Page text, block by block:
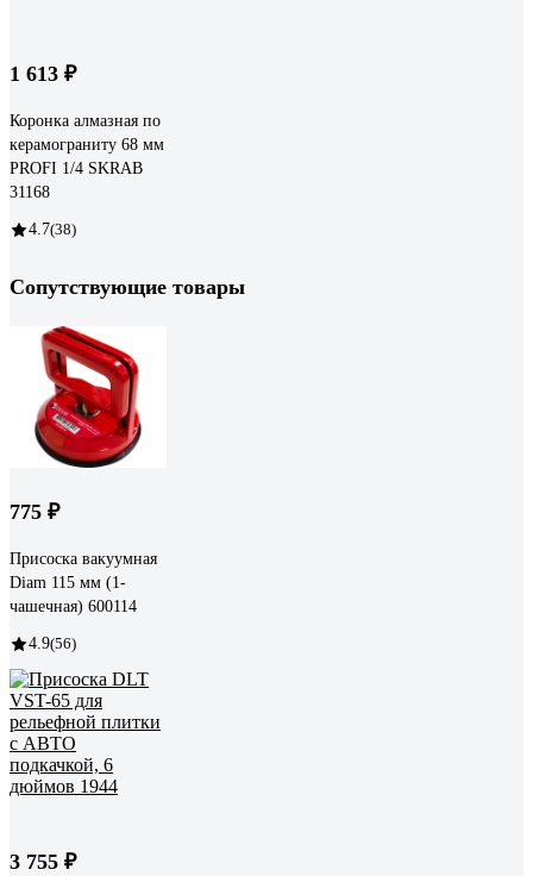
1 613 ₽
Коронка алмазная по
керамограниту 68 мм
PROFI 1/4 SKRAB
31168
4.7(38)
Сопутствующие товары
775 ₽
Присоска вакуумная
Diam 115 мм (1-
чашечная) 600114
4.9(56)
3 755 ₽